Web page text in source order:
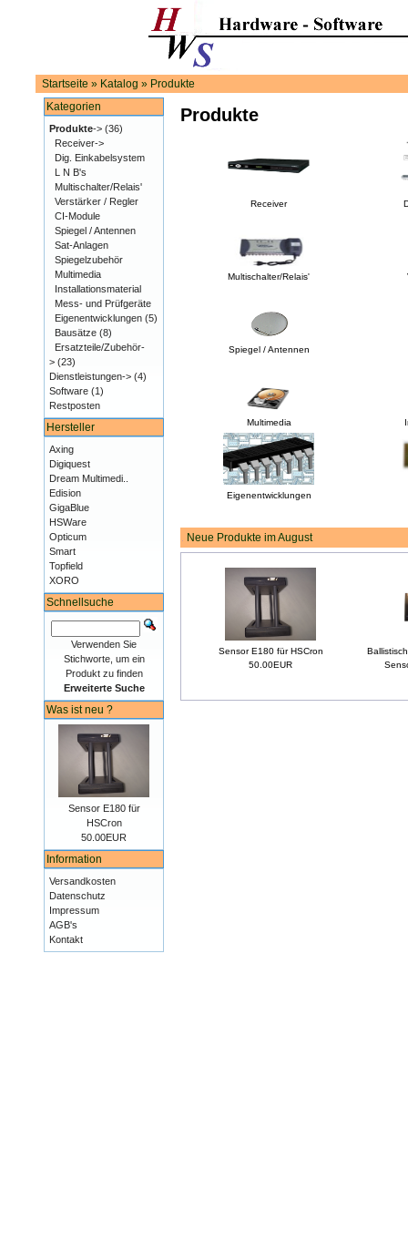
Startseite » Katalog » Produkte
Produkte
Receiver
Multischalter/Relais'
Spiegel / Antennen
Multimedia
Eigenentwicklungen
Neue Produkte im August
Sensor E180 für HSCron
50.00EUR
Kategorien
Produkte-> (36)
Receiver->
Dig. Einkabelsystem
L N B's
Multischalter/Relais'
Verstärker / Regler
CI-Module
Spiegel / Antennen
Sat-Anlagen
Spiegelzubehör
Multimedia
Installationsmaterial
Mess- und Prüfgeräte
Eigenentwicklungen (5)
Bausätze (8)
Ersatzteile/Zubehör-
> (23)
Dienstleistungen-> (4)
Software (1)
Restposten
Hersteller
Axing
Digiquest
Dream Multimedi..
Edision
GigaBlue
HSWare
Opticum
Smart
Topfield
XORO
Schnellsuche
Verwenden Sie
Stichworte, um ein
Produkt zu finden
Erweiterte Suche
Was ist neu ?
Sensor E180 für
HSCron
50.00EUR
Information
Versandkosten
Datenschutz
Impressum
AGB's
Kontakt